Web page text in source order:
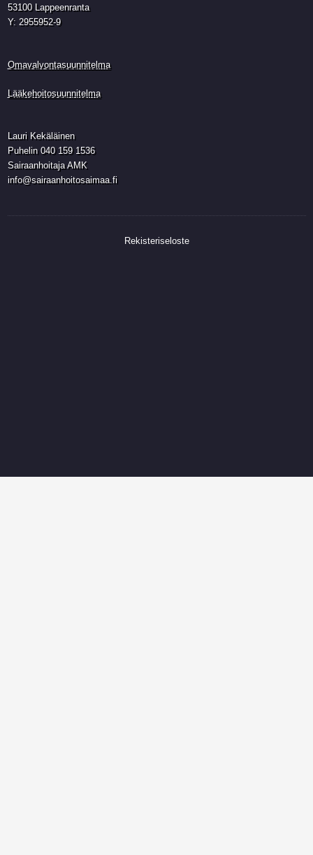
53100 Lappeenranta
Y: 2955952-9
Omavalvontasuunnitelma
Lääkehoitosuunnitelma
Lauri Kekäläinen
Puhelin 040 159 1536
Sairaanhoitaja AMK
info@sairaanhoitosaimaa.fi
Rekisteriseloste